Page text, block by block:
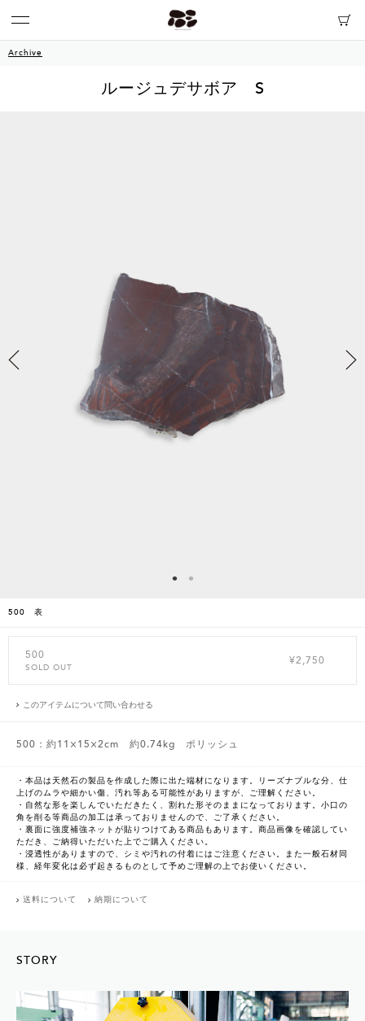
Archive
ルージュデサボア S
500 表
500
SOLD OUT
¥2,750
このアイテムについて問い合わせる
500：約11×15×2cm 約0.74kg ポリッシュ
・本品は天然石の製品を作成した際に出た端材になります。リーズナブルな分、仕
上げのムラや細かい傷、汚れ等ある可能性がありますが、ご理解ください。
・自然な形を楽しんでいただきたく、割れた形そのままになっております。小口の
角を削る等商品の加工は承っておりませんので、ご了承ください。
・裏面に強度補強ネットが貼りつけてある商品もあります。商品画像を確認してい
ただき、ご納得いただいた上でご購入ください。
・浸透性がありますので、シミや汚れの付着にはご注意ください。また一般石材同
様、経年変化は必ず起きるものとして予めご理解の上でお使いください。
送料について 納期について
STORY